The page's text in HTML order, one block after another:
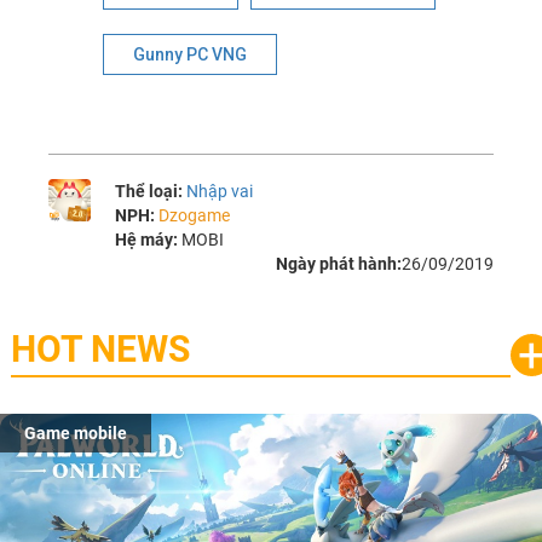
Gunny PC VNG
Thể loại: Nhập vai
NPH: Dzogame
Hệ máy: MOBI
Ngày phát hành:26/09/2019
HOT NEWS
Game mobile